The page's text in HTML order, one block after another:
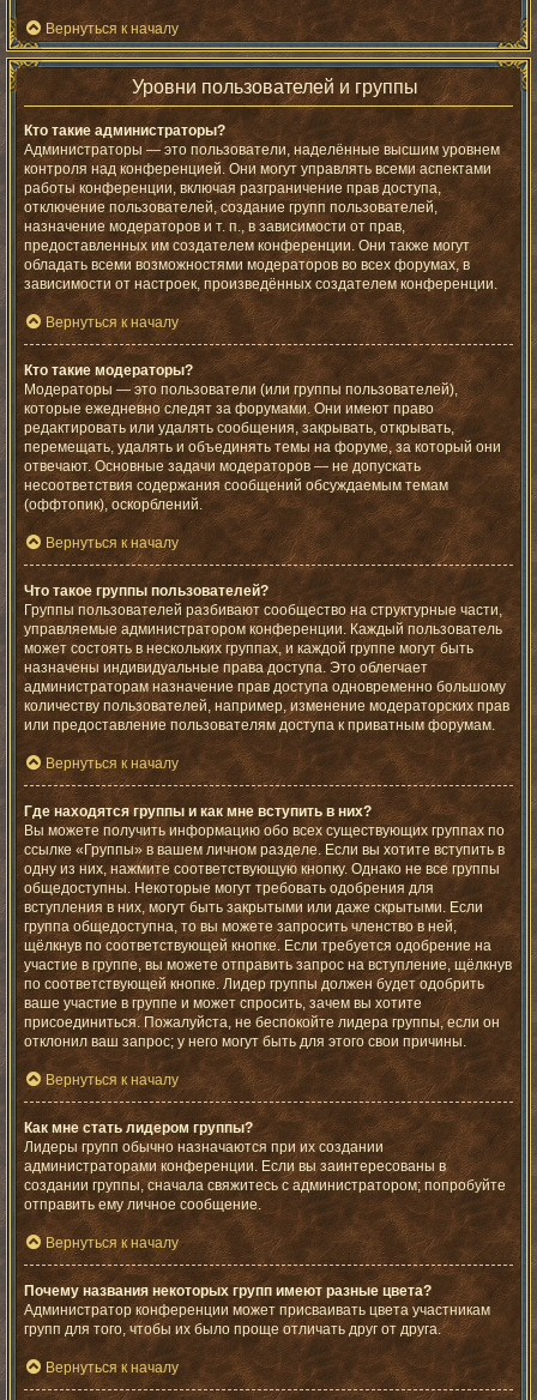
Вернуться к началу
Уровни пользователей и группы
Кто такие администраторы?
Администраторы — это пользователи, наделённые высшим уровнем
контроля над конференцией. Они могут управлять всеми аспектами
работы конференции, включая разграничение прав доступа,
отключение пользователей, создание групп пользователей,
назначение модераторов и т. п., в зависимости от прав,
предоставленных им создателем конференции. Они также могут
обладать всеми возможностями модераторов во всех форумах, в
зависимости от настроек, произведённых создателем конференции.
Вернуться к началу
Кто такие модераторы?
Модераторы — это пользователи (или группы пользователей),
которые ежедневно следят за форумами. Они имеют право
редактировать или удалять сообщения, закрывать, открывать,
перемещать, удалять и объединять темы на форуме, за который они
отвечают. Основные задачи модераторов — не допускать
несоответствия содержания сообщений обсуждаемым темам
(оффтопик), оскорблений.
Вернуться к началу
Что такое группы пользователей?
Группы пользователей разбивают сообщество на структурные части,
управляемые администратором конференции. Каждый пользователь
может состоять в нескольких группах, и каждой группе могут быть
назначены индивидуальные права доступа. Это облегчает
администраторам назначение прав доступа одновременно большому
количеству пользователей, например, изменение модераторских прав
или предоставление пользователям доступа к приватным форумам.
Вернуться к началу
Где находятся группы и как мне вступить в них?
Вы можете получить информацию обо всех существующих группах по
ссылке «Группы» в вашем личном разделе. Если вы хотите вступить в
одну из них, нажмите соответствующую кнопку. Однако не все группы
общедоступны. Некоторые могут требовать одобрения для
вступления в них, могут быть закрытыми или даже скрытыми. Если
группа общедоступна, то вы можете запросить членство в ней,
щёлкнув по соответствующей кнопке. Если требуется одобрение на
участие в группе, вы можете отправить запрос на вступление, щёлкнув
по соответствующей кнопке. Лидер группы должен будет одобрить
ваше участие в группе и может спросить, зачем вы хотите
присоединиться. Пожалуйста, не беспокойте лидера группы, если он
отклонил ваш запрос; у него могут быть для этого свои причины.
Вернуться к началу
Как мне стать лидером группы?
Лидеры групп обычно назначаются при их создании
администраторами конференции. Если вы заинтересованы в
создании группы, сначала свяжитесь с администратором; попробуйте
отправить ему личное сообщение.
Вернуться к началу
Почему названия некоторых групп имеют разные цвета?
Администратор конференции может присваивать цвета участникам
групп для того, чтобы их было проще отличать друг от друга.
Вернуться к началу